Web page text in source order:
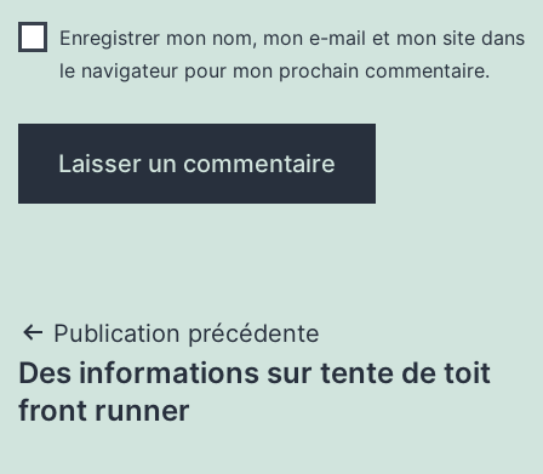
Enregistrer mon nom, mon e-mail et mon site dans
le navigateur pour mon prochain commentaire.
Navigation
de
Publication précédente
Des informations sur tente de toit
front runner